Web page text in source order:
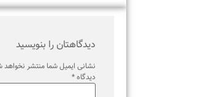
دیدگاهتان را بنویسید
نشانی ایمیل شما منتشر نخواهد شد.
دیدگاه*